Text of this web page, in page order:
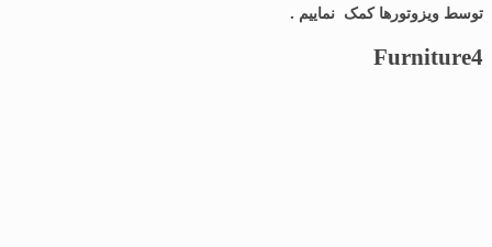
توسط ویزوتورها کمک نماییم .
Furniture4